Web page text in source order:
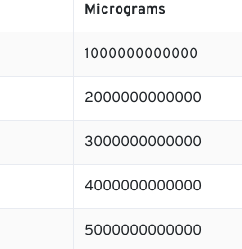
Micrograms
1000000000000
2000000000000
3000000000000
4000000000000
5000000000000